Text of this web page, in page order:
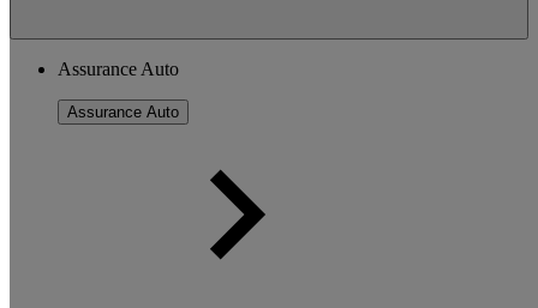
Assurance Auto
Assurance Auto